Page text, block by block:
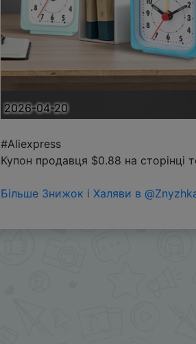
2026-04-20
#Aliexpress
Купон продавця $0.88 на
Більше Знижок і Халяви в